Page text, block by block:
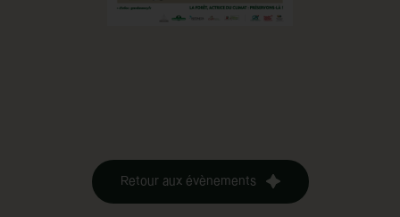
Retour aux évènements